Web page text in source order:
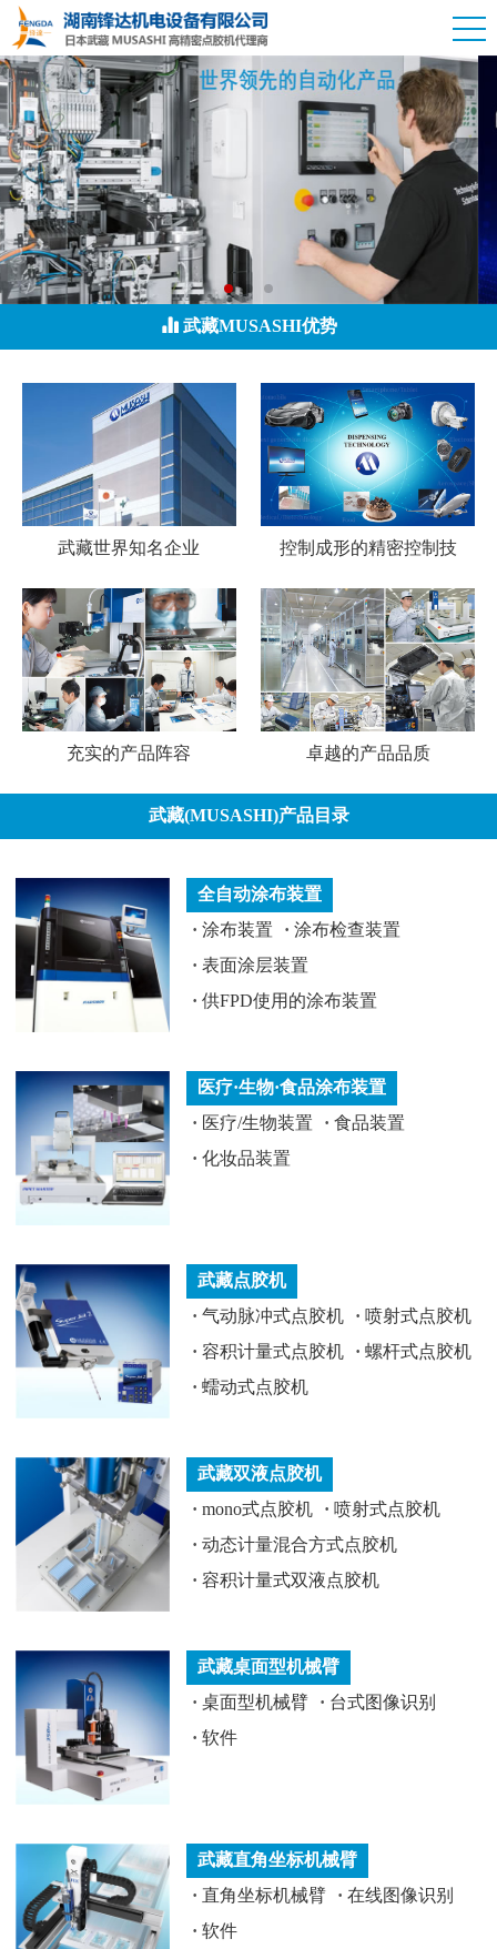
武藏MUSASHI优势
武藏世界知名企业 控制成形的精密控制技
充实的产品阵容 卓越的产品品质
武藏(MUSASHI)产品目录
全自动涂布装置
· 涂布装置 · 涂布检查装置
· 表面涂层装置
· 供FPD使用的涂布装置
医疗·生物·食品涂布装置
· 医疗/生物装置 · 食品装置
· 化妆品装置
武藏点胶机
· 气动脉冲式点胶机 · 喷射式点胶机
· 容积计量式点胶机 · 螺杆式点胶机
· 蠕动式点胶机
武藏双液点胶机
· mono式点胶机 · 喷射式点胶机
· 动态计量混合方式点胶机
· 容积计量式双液点胶机
武藏桌面型机械臂
· 桌面型机械臂 · 台式图像识别
· 软件
武藏直角坐标机械臂
· 直角坐标机械臂 · 在线图像识别
· 软件